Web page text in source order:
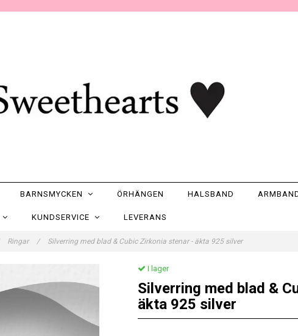
BARNSMYCKEN ÖRHÄNGEN HALSBAND
KUNDSERVICE LEVERANS
Ringar / Silverring med blad & Cubic Zirkonia stenar - äkta 925 silver
I lager
Silverring med blad &
äkta 925 silver